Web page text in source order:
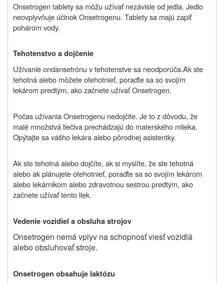
Onsetrogen tablety sa môžu užívať nezávisle od jedla. Jedlo
neovplyvňuje účinok Onsetrogenu. Tablety sa majú zapiť
pohárom vody.
Tehotenstvo a dojčenie
Užívanie ondansetrónu v tehotenstve sa neodporúča.Ak ste
tehotná alebo môžete otehotnieť, poraďte sa so svojím
lekárom predtým, ako začnete užívať Onsetrogen.
Počas užívania Onsetrogenu nedojčite. Je to z dôvodu, že
malé množstvá liečiva prechádzajú do materského mlieka.
Opýtajte sa vášho lekára alebo pôrodnej asistentky.
Ak ste tehotná alebo dojčíte, ak si myslíte, že ste tehotná
alebo ak plánujete otehotnieť, poraďte sa so svojím lekárom
alebo lekárnikom alebo zdravotnou sestrou predtým, ako
začnete užívať tento liek.
Vedenie vozidiel a obsluha strojov
Onsetrogen nemá vplyv na schopnosť viesť vozidlá
alebo obsluhovať stroje.
Onsetrogen obsahuje laktózu